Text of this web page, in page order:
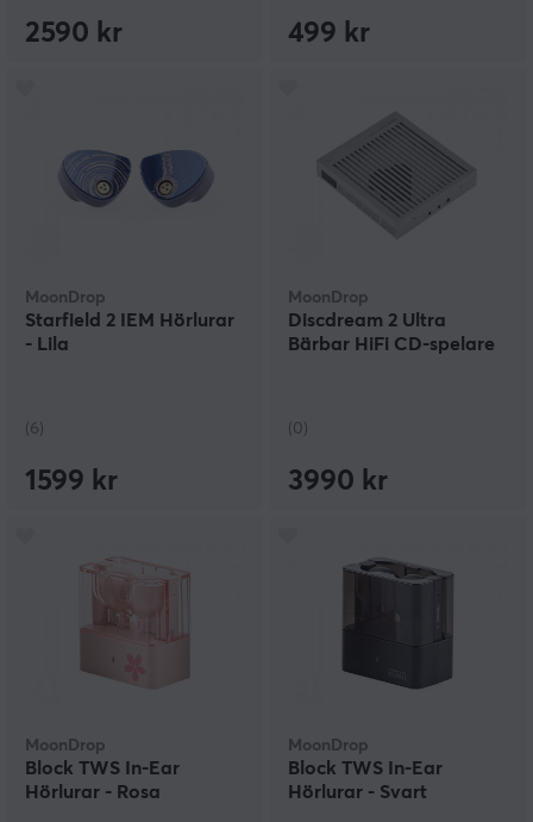
2590 kr 499 kr
MoonDrop
Starfield 2 IEM Hörlurar
- Lila
(6)
1599 kr
MoonDrop
Discdream 2 Ultra
Bärbar HiFi CD-spelare
(0)
3990 kr
MoonDrop
Block TWS In-Ear
Hörlurar - Rosa
MoonDrop
Block TWS In-Ear
Hörlurar - Svart